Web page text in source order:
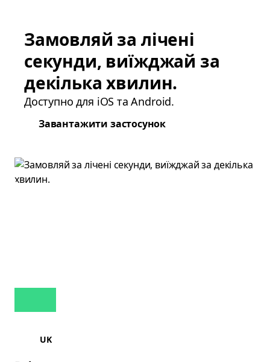
Замовляй за лічені
секунди, виїжджай за
декілька хвилин.
Доступно для iOS та Android.
Завантажити застосунок
UK